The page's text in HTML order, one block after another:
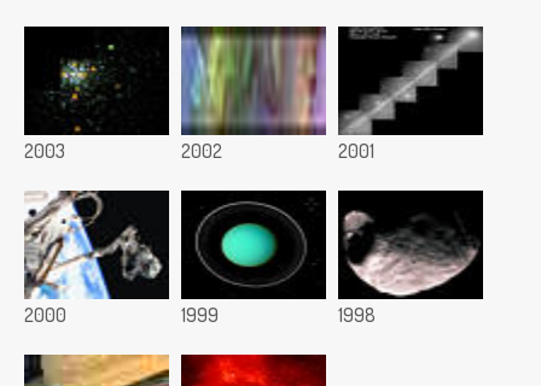
2003 2002 2001
2000 1999 1998